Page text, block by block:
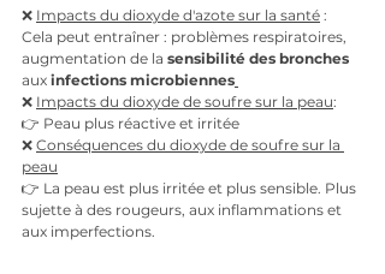
❌ Impacts du dioxyde d'azote sur la santé :
Cela peut entraîner : problèmes respiratoires,
augmentation de la sensibilité des bronches
aux infections microbiennes
❌ Impacts du dioxyde de soufre sur la peau:
👉 Peau plus réactive et irritée
❌ Conséquences du dioxyde de soufre sur la
peau
👉 La peau est plus irritée et plus sensible. Plus
sujette à des rougeurs, aux inflammations et
aux imperfections.